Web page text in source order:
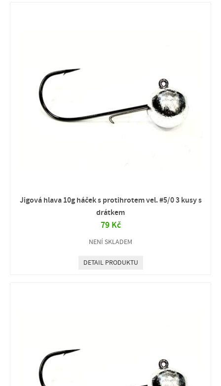
Jigová hlava 10g háček s protihrotem vel. #5/0 3 kusy s
drátkem
79 Kč
NENÍ SKLADEM
DETAIL PRODUKTU